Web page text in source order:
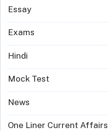
Essay
Exams
Hindi
Mock Test
News
One Liner Current Affairs